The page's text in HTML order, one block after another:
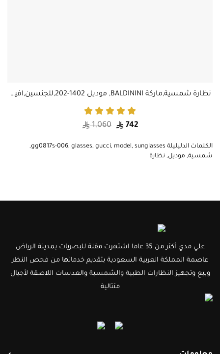
نظارة شمسية,ماركة BALDININI, موديل 1402-202,للجنسين,افييتور,إطار رمادي, عدسات الازرق,متعددة
742
1,060
الكلمات الدليليلة gg0817s-006, glasses, gucci, model, sunglasses
,
شمسية, موديل, نظارة
علي مدي أكثر من 35 عاما اشتهرت مقلة للبصريات بمدينة الرياض
عاصمة المملكة العربية السعودية بتقديم خدماتها من فحص النظر
وبيع وتجهيز النظارات الطبية والشمسية والعدسات اللاصقة لأجيال
متتالية